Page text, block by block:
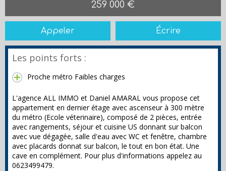
259 000 €
Appeler Écrire
Les points forts :
Proche métro Faibles charges
L'agence ALL IMMO et Daniel AMARAL vous propose cet
appartement en dernier étage avec ascenseur à 300 mètre
du métro (Ecole véterinaire), composé de 2 pièces, entrée
avec rangements, séjour et cuisine US donnant sur balcon
avec vue dégagée, salle d'eau avec WC et fenêtre, chambre
avec placards donnat sur balcon, le tout en bon état. Une
cave en complément. Pour plus d'informations appelez au
0623499479.